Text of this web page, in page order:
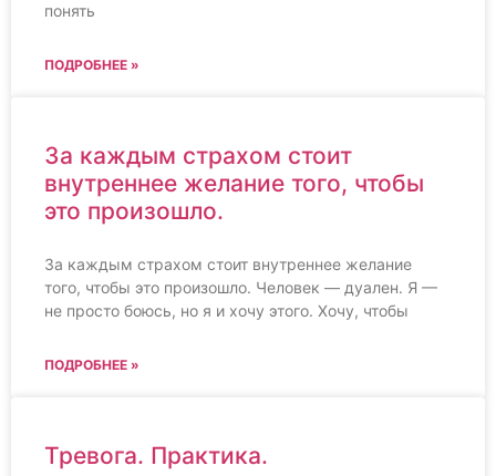
понять
ПОДРОБНЕЕ »
За каждым страхом стоит
внутреннее желание того, чтобы
это произошло.
За каждым страхом стоит внутреннее желание
того, чтобы это произошло. Человек — дуален. Я —
не просто боюсь, но я и хочу этого. Хочу, чтобы
ПОДРОБНЕЕ »
Тревога. Практика.